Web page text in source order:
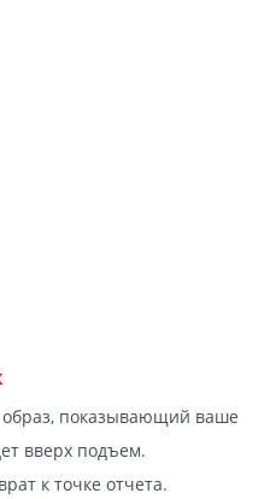
показывающий ваше
вверх подъем.
к точке отчета.